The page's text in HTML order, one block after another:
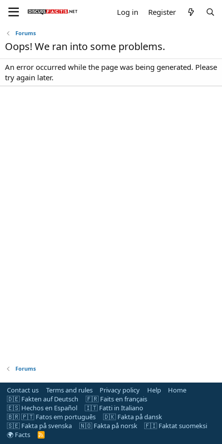
Log in Register
Forums
Oops! We ran into some problems.
An error occurred while the page was being generated. Please
try again later.
Forums
Contact us Terms and rules Privacy policy Help
Home
🇩🇪 Fakten auf Deutsch
🇫🇷 Faits en français
🇪🇸 Hechos en Español
🇮🇹 Fatti in Italiano
🇧🇷 🇵🇹 Fatos em português
🇩🇰 Fakta på dansk
🇸🇪 Fakta på svenska
🇳🇴 Fakta på norsk
🇫🇮 Faktat suomeksi
🌍 Facts
R